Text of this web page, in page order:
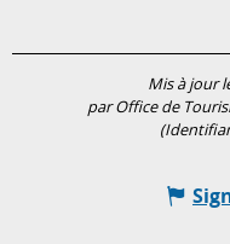
Mis à jour
par Office de